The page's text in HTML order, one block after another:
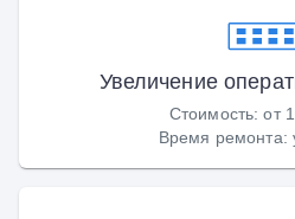
Увеличение
Стоимость:от
Время ремонта: